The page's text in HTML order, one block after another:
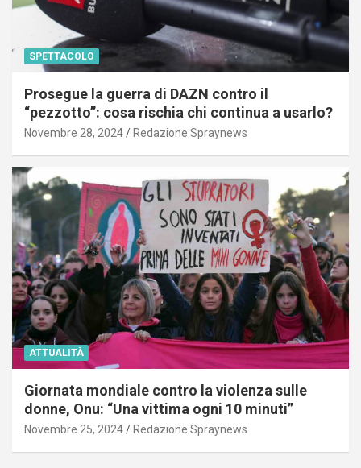
SPETTACOLO
Prosegue la guerra di DAZN contro il
“pezzotto”: cosa rischia chi continua a usarlo?
Novembre 28, 2024 Redazione Spraynews
ATTUALITÀ
Giornata mondiale contro la violenza sulle
donne, Onu: “Una vittima ogni 10 minuti”
Novembre 25, 2024 Redazione Spraynews